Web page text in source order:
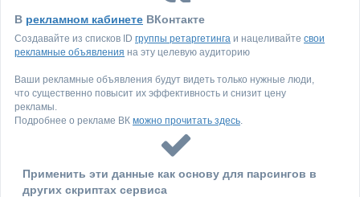
В рекламном кабинете ВКонтакте
Создавайте из списков ID группы ретаргетинга и нацеливайте свои
рекламные объявления на эту целевую аудиторию
Ваши рекламные объявления будут видеть только нужные люди,
что существенно повысит их эффективность и снизит цену
рекламы.
Подробнее о рекламе ВК можно прочитать здесь.
Применить эти данные как основу для парсингов в
других скриптах сервиса